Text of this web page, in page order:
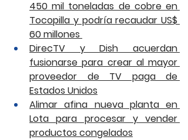
450 mil toneladas de cobre en
Tocopilla y podría recaudar US$
60 millones
DirecTV y Dish acuerdan
fusionarse para crear al mayor
proveedor de TV paga de
Estados Unidos
Alimar afina nueva planta en
Lota para procesar y vender
productos congelados